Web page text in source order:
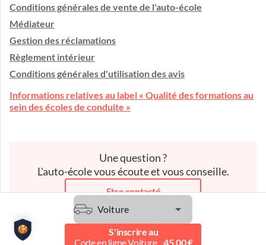
Conditions générales de vente de l'auto-école
Médiateur
Gestion des réclamations
Règlement intérieur
Conditions générales d'utilisation des avis
Informations relatives au label « Qualité des formations au
sein des écoles de conduite »
Une question ?
L'auto-école vous écoute et vous conseille.
Etre contacté
Voiture
S'inscrire au
Code en ligne Voiture 45.00 €